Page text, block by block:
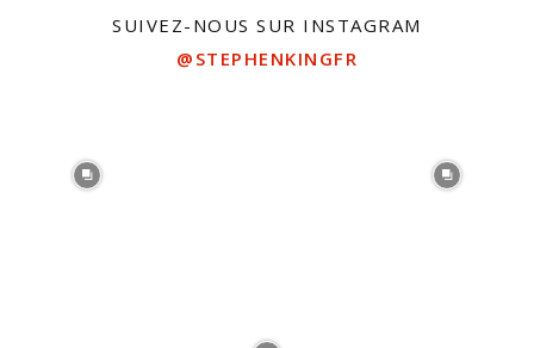
SUIVEZ-NOUS SUR INSTAGRAM
@STEPHENKINGFR